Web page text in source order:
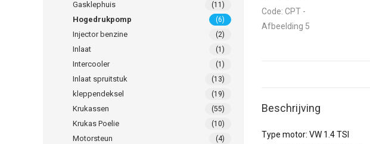
Beschrijving
Type motor: VW 1.4 TSI
Gasklephuis (11)
Hogedrukpomp (6)
Injector benzine (2)
Inlaat (1)
Intercooler (1)
Inlaat spruitstuk (13)
kleppendeksel (19)
Krukassen (55)
Krukas Poelie (10)
Motorsteun (4)